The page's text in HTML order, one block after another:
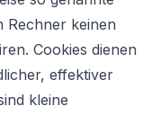
Rechner keinen
Cookies dienen
effektiver
kleine